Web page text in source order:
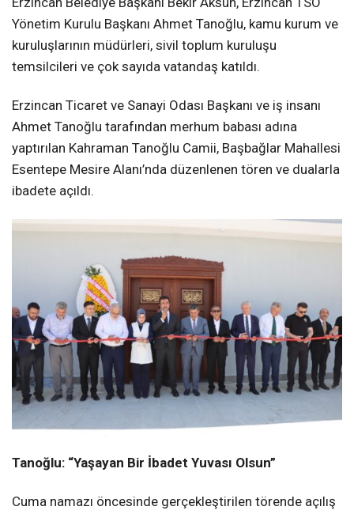
Yönetim Kurulu Başkanı Ahmet Tanoğlu, kamu kurum ve
kuruluşlarının müdürleri, sivil toplum kuruluşu
temsilcileri ve çok sayıda vatandaş katıldı.
Erzincan Ticaret ve Sanayi Odası Başkanı ve iş insanı
Ahmet Tanoğlu tarafından merhum babası adına
yaptırılan Kahraman Tanoğlu Camii, Başbağlar Mahallesi
Esentepe Mesire Alanı’nda düzenlenen tören ve dualarla
ibadete açıldı.
Tanoğlu: “Yaşayan Bir İbadet Yuvası Olsun”
Cuma namazı öncesinde gerçekleştirilen törende açılış